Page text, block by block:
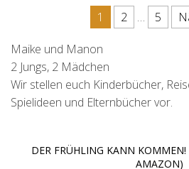
1 2 … 5
Maike und Manon
2 Jungs, 2 Mädchen
Wir stellen euch Kinderbücher,
Spielideen und Elternbücher vor.
DER FRÜHLING KANN
AMAZON)